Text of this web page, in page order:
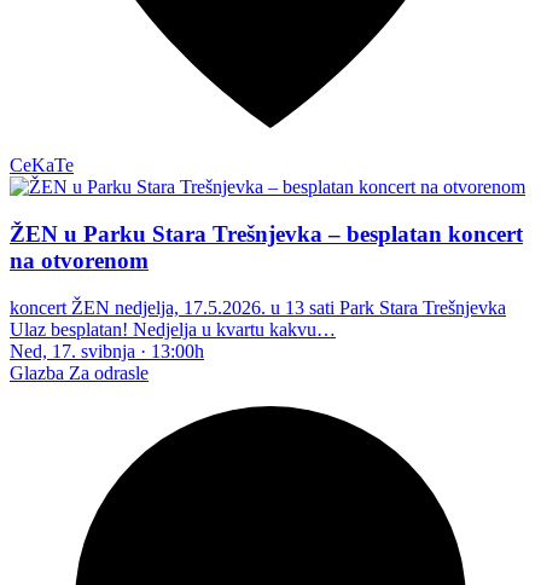
CeKaTe
ŽEN u Parku Stara Trešnjevka – besplatan koncert
na otvorenom
koncert ŽEN nedjelja, 17.5.2026. u 13 sati Park Stara Trešnjevka
Ulaz besplatan! Nedjelja u kvartu kakvu…
Ned, 17. svibnja · 13:00h
Glazba Za odrasle